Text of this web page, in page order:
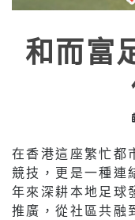
和而富
在香港這座繁忙都
競技，更是一種連
年來深耕本地足球
推廣，從社區共融